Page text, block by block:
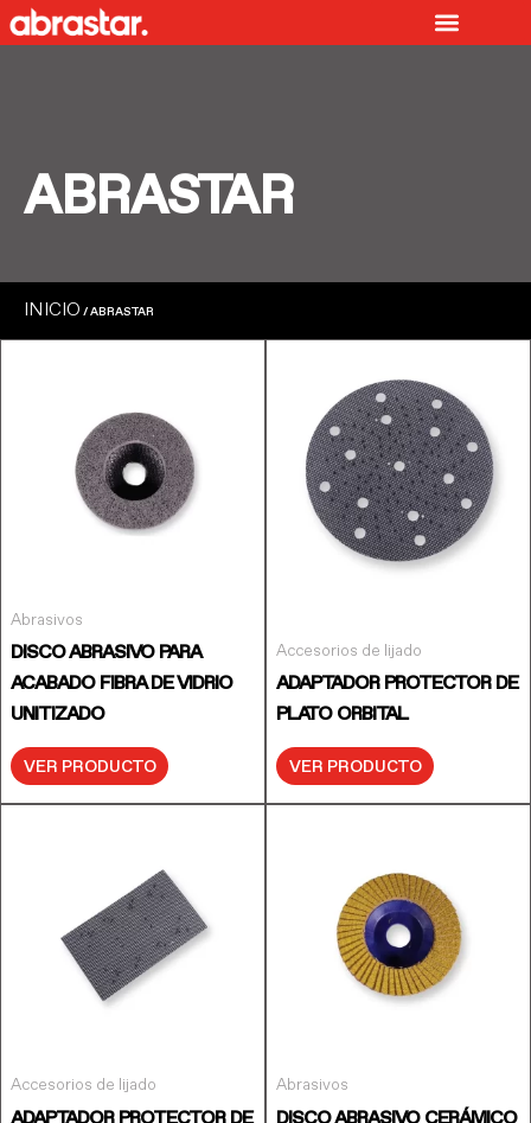
al
ABRASTAR
INICIO / ABRASTAR
Abrasivos
DISCO ABRASIVO PARA
ACABADO FIBRA DE VIDRIO
UNITIZADO
VER PRODUCTO
Accesorios de lijado
ADAPTADOR PROTECTOR DE
PLATO ORBITAL
VER PRODUCTO
Accesorios de lijado
ADAPTADOR PROTECTOR DE
Abrasivos
DISCO ABRASIVO CERÁMICO